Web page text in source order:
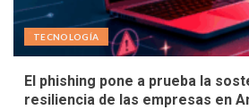
TECNOLOGÍA
El phishing pone a prueba la
resiliencia de las empresas en